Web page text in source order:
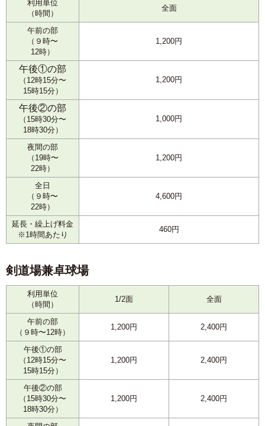
利用単位
（時間）
全面
午前の部
（９時〜
12時）
1,200円
午後①の部
（12時15分〜
15時15分）
1,200円
午後②の部
（15時30分〜
18時30分）
1,000円
夜間の部
（19時〜
22時）
1,200円
全日
（９時〜
22時）
4,600円
延長・繰上げ料金
※1時間あたり
460円
剣道場兼卓球場
利用単位
（時間）
1/2面 全面
午前の部
（９時〜12時）
1,200円 2,400円
午後①の部
（12時15分〜
15時15分）
1,200円 2,400円
午後②の部
（15時30分〜
18時30分）
1,200円 2,400円